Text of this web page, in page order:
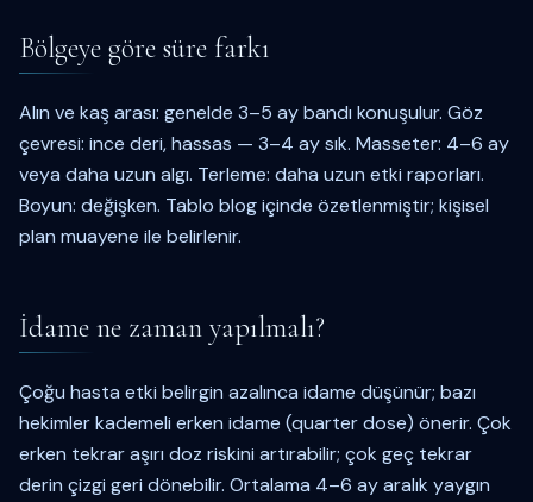
Bölgeye göre süre farkı
Alın ve kaş arası: genelde 3–5 ay bandı konuşulur. Göz
çevresi: ince deri, hassas — 3–4 ay sık. Masseter: 4–6 ay
veya daha uzun algı. Terleme: daha uzun etki raporları.
Boyun: değişken. Tablo blog içinde özetlenmiştir; kişisel
plan muayene ile belirlenir.
İdame ne zaman yapılmalı?
Çoğu hasta etki belirgin azalınca idame düşünür; bazı
hekimler kademeli erken idame (quarter dose) önerir. Çok
erken tekrar aşırı doz riskini artırabilir; çok geç tekrar
derin çizgi geri dönebilir. Ortalama 4–6 ay aralık yaygın